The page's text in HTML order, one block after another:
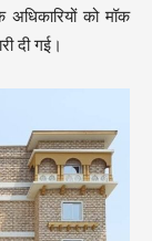
को मॉक
दी गई।